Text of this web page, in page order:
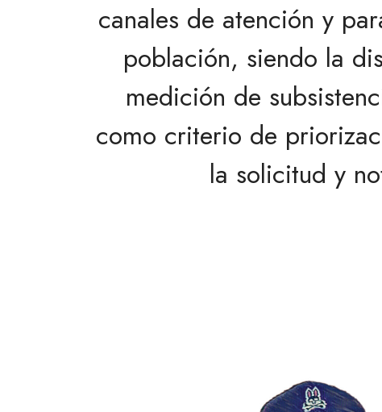
canales de atención y
población, siendo la
medición de
como criterio de
la solicitud y